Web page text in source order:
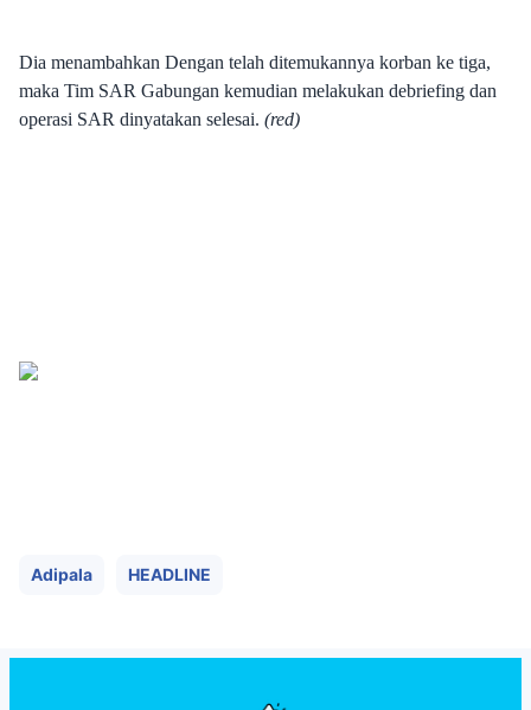
Dia menambahkan Dengan telah ditemukannya korban ke tiga,
maka Tim SAR Gabungan kemudian melakukan debriefing dan
operasi SAR dinyatakan selesai. (red)
Adipala HEADLINE